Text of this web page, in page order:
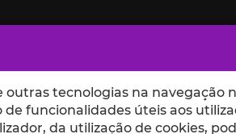
outras tecnologias na navegação
funcionalidades úteis aos
da utilização de cookies,